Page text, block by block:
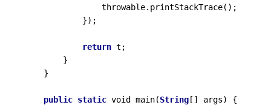
                throwable.printStackTrace();
            });
return t;
        }
    }
public static void main(String [] args) {